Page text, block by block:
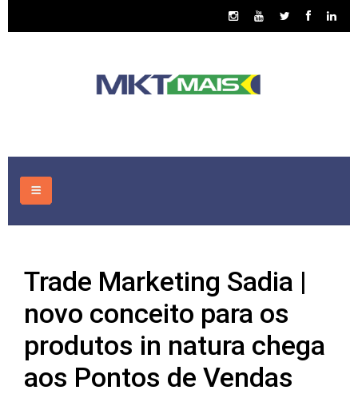
CONSULTORIA
ASSUNTOS
PUBLICAÇÕES
Trade Marketing Sadia |
novo conceito para os
produtos in natura chega
aos Pontos de Vendas